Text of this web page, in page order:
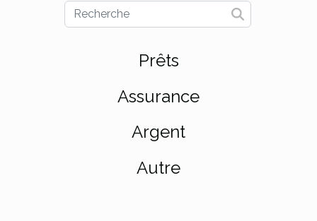
Prêts
Assurance
Argent
Autre